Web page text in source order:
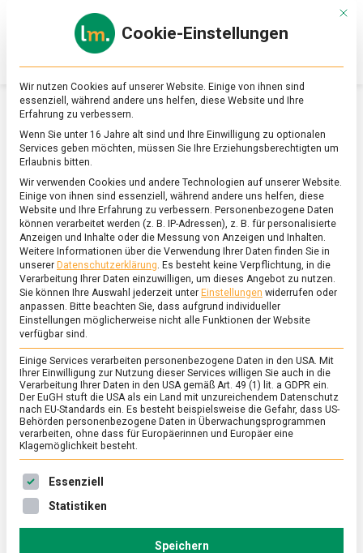
Online-
Magazin
zu
&
Ernährung
SCHLAGWORT:PASTAMANUFAKTUR
ERNÄHRUNG & GESUNDHEIT /FEATURED
Sagenhafte Nudeln aus Riesa
8. Dezember 2023
Sagenhafte
Ob Spirelli, Schmetterlinge oder Spaghetti, Nudeln
landen hierzulande in allen Formen auf den Tellern
beim Marktführer für Teigwaren in den neuen
Mit
Cookie-Einstellungen
Wir nutzen Cookies auf unserer Website. Einige von ihnen sind
essenziell, während andere uns helfen, diese Website und Ihre
Erfahrung zu verbessern.
Wenn Sie unter 16 Jahre alt sind und Ihre Einwilligung zu optionalen
Services geben möchten, müssen Sie Ihre Erziehungsberechtigten um
Erlaubnis bitten.
Wir verwenden Cookies und andere Technologien auf unserer Website.
Einige von ihnen sind essenziell, während andere uns helfen, diese
Website und Ihre Erfahrung zu verbessern. Personenbezogene Daten
können verarbeitet werden (z. B. IP-Adressen), z. B. für personalisierte
Anzeigen und Inhalte oder die Messung von Anzeigen und Inhalten.
Weitere Informationen über die Verwendung Ihrer Daten finden Sie in
unserer Datenschutzerklärung. Es besteht keine Verpflichtung, in die
Verarbeitung Ihrer Daten einzuwilligen, um dieses Angebot zu nutzen.
Sie können Ihre Auswahl jederzeit unter Einstellungen widerrufen oder
anpassen. Bitte beachten Sie, dass aufgrund individueller
Einstellungen möglicherweise nicht alle Funktionen der Website
verfügbar sind.
Einige Services verarbeiten personenbezogene Daten in den USA. Mit
Ihrer Einwilligung zur Nutzung dieser Services willigen Sie auch in die
Verarbeitung Ihrer Daten in den USA gemäß Art. 49 (1) lit. a GDPR ein.
Der EuGH stuft die USA als ein Land mit unzureichendem Datenschutz
nach EU-Standards ein. Es besteht beispielsweise die Gefahr, dass US-
Behörden personenbezogene Daten in Überwachungsprogrammen
verarbeiten, ohne dass für Europäerinnen und Europäer eine
Klagemöglichkeit besteht.
Es folgt eine Liste der Service-Gruppen, für die eine
Essenziell
Statistiken
Speichern